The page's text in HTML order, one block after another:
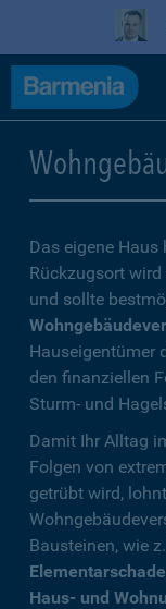
Das eigene
Rückzugsort
und sollte
Hauseigentümer
den finanziellen
Sturm- und
Damit Ihr Alltag
Folgen von
getrübt wird,
Bausteinen, wie
Haus- und